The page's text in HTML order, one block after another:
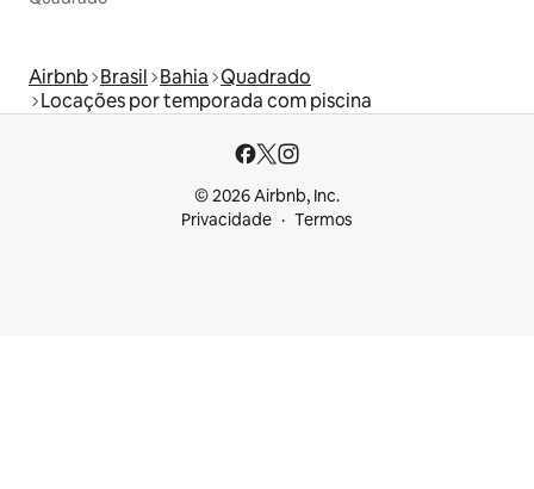
Airbnb Brasil Bahia Quadrado
Locações por temporada com piscina
© 2026 Airbnb, Inc.
Privacidade
Termos